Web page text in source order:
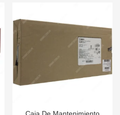
Caja De Mantenimiento